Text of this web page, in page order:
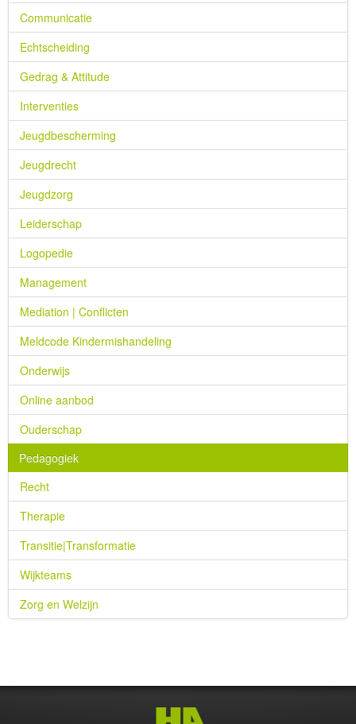
Communicatie
Echtscheiding
Gedrag & Attitude
Interventies
Jeugdbescherming
Jeugdrecht
Jeugdzorg
Leiderschap
Logopedie
Management
Mediation | Conflicten
Meldcode Kindermishandeling
Onderwijs
Online aanbod
Ouderschap
Pedagogiek
Recht
Therapie
Transitie|Transformatie
Wijkteams
Zorg en Welzijn